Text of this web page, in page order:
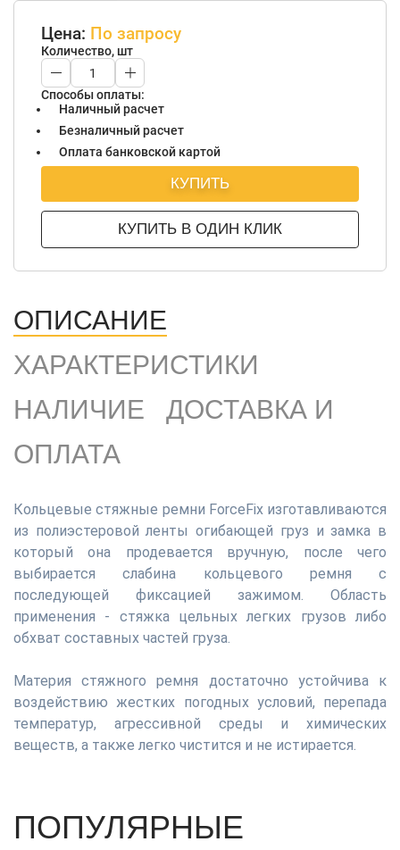
Цена: По запросу
Количество, шт
Способы оплаты:
Наличный расчет
Безналичный расчет
Оплата банковской картой
КУПИТЬ
КУПИТЬ В ОДИН КЛИК
ОПИСАНИЕ
ХАРАКТЕРИСТИКИ
НАЛИЧИЕ
ДОСТАВКА И
ОПЛАТА
Кольцевые стяжные ремни ForceFix изготавливаются
из полиэстеровой ленты огибающей груз и замка в
который она продевается вручную, после чего
выбирается слабина кольцевого ремня с
последующей фиксацией зажимом. Область
применения - стяжка цельных легких грузов либо
обхват составных частей груза.
Материя стяжного ремня достаточно устойчива к
воздействию жестких погодных условий, перепада
температур, агрессивной среды и химических
веществ, а также легко чистится и не истирается.
ПОПУЛЯРНЫЕ